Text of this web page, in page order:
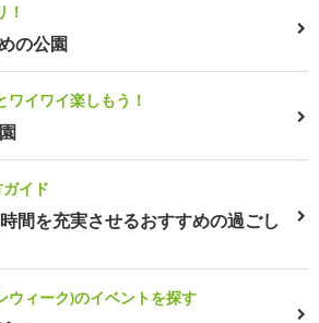
！
の公園
ワイワイ楽しもう！
イド
間を充実させるおすすめの過ごし
ウィーク)のイベントを探す